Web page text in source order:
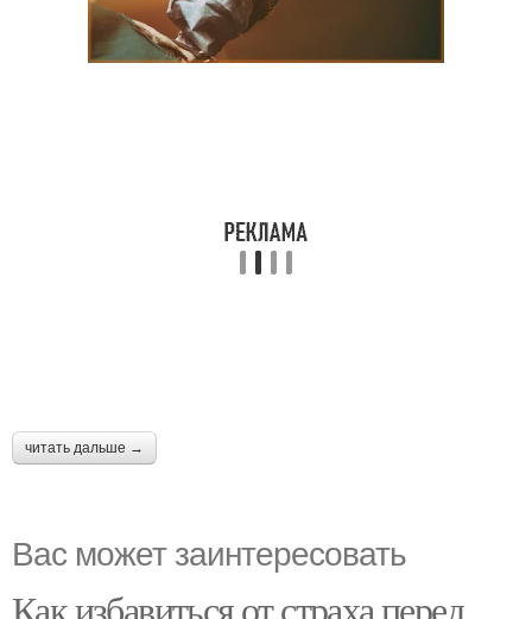
читать дальше →
Вас может заинтересовать